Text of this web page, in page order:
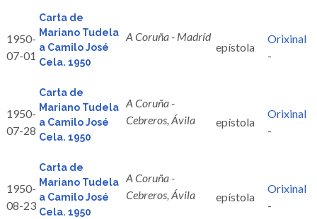
1950-
07-01
Carta de
Mariano Tudela
a Camilo José
Cela. 1950
A Coruña - Madríd
epístola
Orixinal
-
1950-
07-28
Carta de
Mariano Tudela
a Camilo José
Cela. 1950
A Coruña -
Cebreros, Ávila
epístola
Orixinal
-
1950-
08-23
Carta de
Mariano Tudela
a Camilo José
Cela. 1950
A Coruña -
Cebreros, Ávila
epístola
Orixinal
-